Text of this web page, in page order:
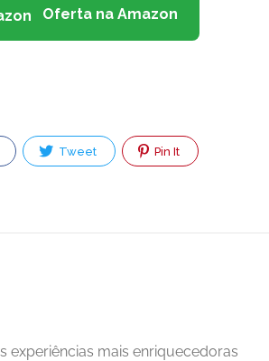
Oferta na Amazon
Tweet Pin It
experiências mais enriquecedoras